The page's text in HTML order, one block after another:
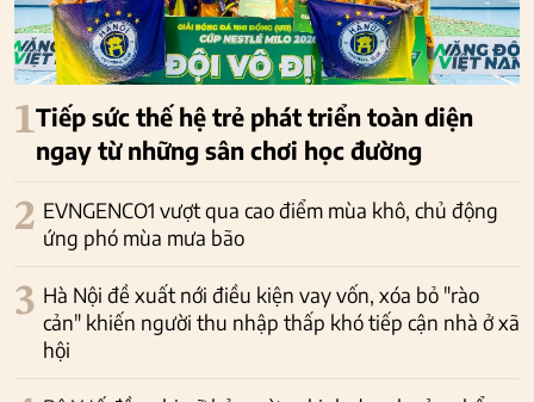
1Tiếp sức thế hệ trẻ phát triển toàn diện
ngay từ những sân chơi học đường
2 EVNGENCO1 vượt qua cao điểm mùa khô, chủ động
ứng phó mùa mưa bão
3 Hà Nội đề xuất nới điều kiện vay vốn, xóa bỏ "rào
cản" khiến người thu nhập thấp khó tiếp cận nhà ở xã
hội